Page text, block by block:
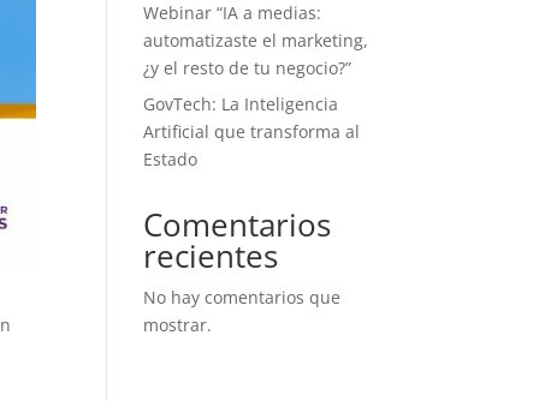
Webinar “IA a medias:
automatizaste el marketing,
¿y el resto de tu negocio?”
GovTech: La Inteligencia
Artificial que transforma al
Estado
Comentarios
recientes
No hay comentarios que
mostrar.